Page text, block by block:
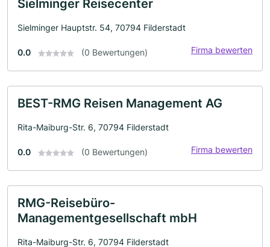
Sielminger Reisecenter
Sielminger Hauptstr. 54, 70794 Filderstadt
0.0 (0 Bewertungen) Firma bewerten
BEST-RMG Reisen Management AG
Rita-Maiburg-Str. 6, 70794 Filderstadt
0.0 (0 Bewertungen) Firma bewerten
RMG-Reisebüro-
Managementgesellschaft mbH
Rita-Maiburg-Str. 6, 70794 Filderstadt